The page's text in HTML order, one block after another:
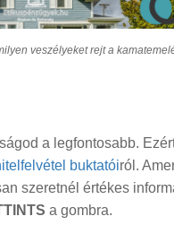
veszélyeket rejt a
a legfontosabb.
buktatóiról.
szeretnél értékes
a gombra.